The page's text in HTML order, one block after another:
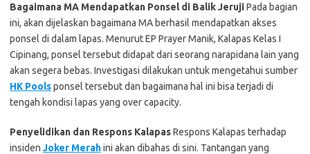
Bagaimana MA Mendapatkan Ponsel di Balik JerujiPada bagian
ini, akan dijelaskan bagaimana MA berhasil mendapatkan akses
ponsel di dalam lapas. Menurut EP Prayer Manik, Kalapas Kelas I
Cipinang, ponsel tersebut didapat dari seorang narapidana lain yang
akan segera bebas. Investigasi dilakukan untuk mengetahui sumber
HK Poolsponsel tersebut dan bagaimana hal ini bisa terjadi di
tengah kondisi lapas yang over capacity.
Penyelidikan dan Respons KalapasRespons Kalapas terhadap
insiden Joker Merahini akan dibahas di sini. Tantangan yang